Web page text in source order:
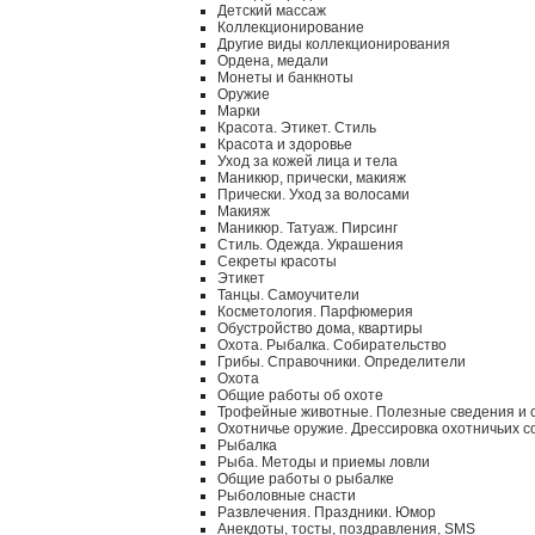
Детский массаж
Коллекционирование
Другие виды коллекционирования
Ордена, медали
Монеты и банкноты
Оружие
Марки
Красота. Этикет. Стиль
Красота и здоровье
Уход за кожей лица и тела
Маникюр, прически, макияж
Прически. Уход за волосами
Макияж
Маникюр. Татуаж. Пирсинг
Стиль. Одежда. Украшения
Секреты красоты
Этикет
Танцы. Самоучители
Косметология. Парфюмерия
Обустройство дома, квартиры
Охота. Рыбалка. Собирательство
Грибы. Справочники. Определители
Охота
Общие работы об охоте
Трофейные животные. Полезные сведения и
Охотничье оружие. Дрессировка охотничьих
Рыбалка
Рыба. Методы и приемы ловли
Общие работы о рыбалке
Рыболовные снасти
Развлечения. Праздники. Юмор
Анекдоты, тосты, поздравления, SMS